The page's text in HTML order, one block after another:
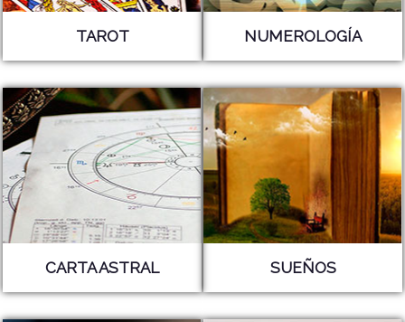
TAROT NUMEROLOGÍA
CARTA ASTRAL SUEÑOS